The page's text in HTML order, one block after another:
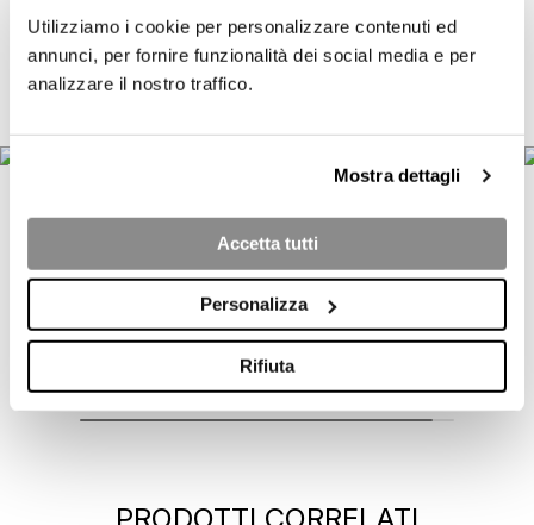
Utilizziamo i cookie per personalizzare contenuti ed
annunci, per fornire funzionalità dei social media e per
analizzare il nostro traffico.
Mostra dettagli
Accetta tutti
Personalizza
Rifiuta
1
Download 3D
Stampa scheda prodotto